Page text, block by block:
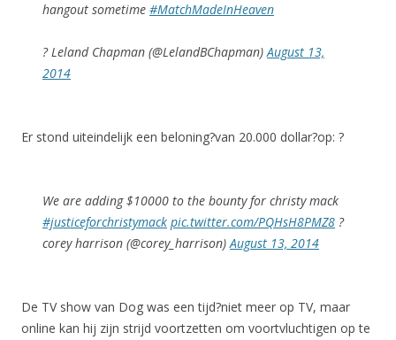
hangout sometime #MatchMadeInHeaven
? Leland Chapman (@LelandBChapman)August 13,
2014
Er stond uiteindelijk een beloning?van 20.000 dollar?op: ?
We are adding $10000 to the bounty for christy mack
#justiceforchristymack pic.twitter.com/PQHsH8PMZ8 ?
corey harrison (@corey_harrison)August 13, 2014
De TV show van Dog was een tijd?niet meer op TV, maar
online kan hij zijn strijd voortzetten om voortvluchtigen op te